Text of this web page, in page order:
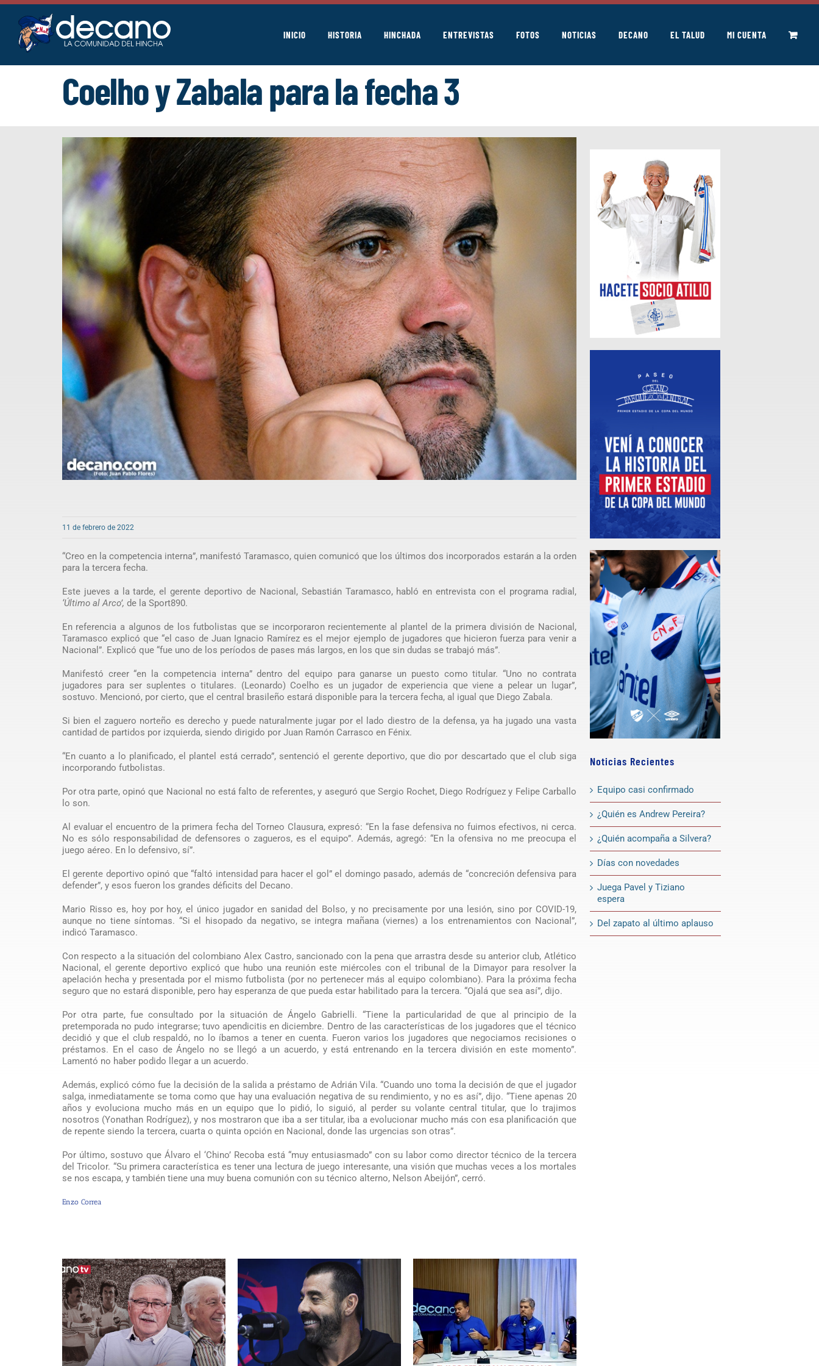
Saltar
contenido
INICIO HISTORIA HINCHADA ENTREVISTAS FOTOS NOTICIAS DECANO EL TALUD MI CUENTA
Coelho y Zabala para la fecha 3
11 de febrero de 2022
“Creo en la competencia interna”, manifestó Taramasco, quien comunicó que los últimos dos incorporados estarán a la orden
para la tercera fecha.
Este jueves a la tarde, el gerente deportivo de Nacional, Sebastián Taramasco, habló en entrevista con el programa radial,
‘Último al Arco’, de la Sport890.
En referencia a algunos de los futbolistas que se incorporaron recientemente al plantel de la primera división de Nacional,
Taramasco explicó que “el caso de Juan Ignacio Ramírez es el mejor ejemplo de jugadores que hicieron fuerza para venir a
Nacional”. Explicó que “fue uno de los períodos de pases más largos, en los que sin dudas se trabajó más”.
Manifestó creer “en la competencia interna” dentro del equipo para ganarse un puesto como titular. “Uno no contrata
jugadores para ser suplentes o titulares. (Leonardo) Coelho es un jugador de experiencia que viene a pelear un lugar”,
sostuvo. Mencionó, por cierto, que el central brasileño estará disponible para la tercera fecha, al igual que Diego Zabala.
Si bien el zaguero norteño es derecho y puede naturalmente jugar por el lado diestro de la defensa, ya ha jugado una vasta
cantidad de partidos por izquierda, siendo dirigido por Juan Ramón Carrasco en Fénix.
“En cuanto a lo planificado, el plantel está cerrado”, sentenció el gerente deportivo, que dio por descartado que el club siga
incorporando futbolistas.
Por otra parte, opinó que Nacional no está falto de referentes, y aseguró que Sergio Rochet, Diego Rodríguez y Felipe Carballo
lo son.
Al evaluar el encuentro de la primera fecha del Torneo Clausura, expresó: “En la fase defensiva no fuimos efectivos, ni cerca.
No es sólo responsabilidad de defensores o zagueros, es el equipo”. Además, agregó: “En la ofensiva no me preocupa el
juego aéreo. En lo defensivo, sí”.
El gerente deportivo opinó que “faltó intensidad para hacer el gol” el domingo pasado, además de “concreción defensiva para
defender”, y esos fueron los grandes déficits del Decano.
Mario Risso es, hoy por hoy, el único jugador en sanidad del Bolso, y no precisamente por una lesión, sino por COVID-19,
aunque no tiene síntomas. “Si el hisopado da negativo, se integra mañana (viernes) a los entrenamientos con Nacional”,
indicó Taramasco.
Con respecto a la situación del colombiano Alex Castro, sancionado con la pena que arrastra desde su anterior club, Atlético
Nacional, el gerente deportivo explicó que hubo una reunión este miércoles con el tribunal de la Dimayor para resolver la
apelación hecha y presentada por el mismo futbolista (por no pertenecer más al equipo colombiano). Para la próxima fecha
seguro que no estará disponible, pero hay esperanza de que pueda estar habilitado para la tercera. “Ojalá que sea así”, dijo.
Por otra parte, fue consultado por la situación de Ángelo Gabrielli. “Tiene la particularidad de que al principio de la
pretemporada no pudo integrarse; tuvo apendicitis en diciembre. Dentro de las características de los jugadores que el técnico
decidió y que el club respaldó, no lo íbamos a tener en cuenta. Fueron varios los jugadores que negociamos recisiones o
préstamos. En el caso de Ángelo no se llegó a un acuerdo, y está entrenando en la tercera división en este momento”.
Lamentó no haber podido llegar a un acuerdo.
Además, explicó cómo fue la decisión de la salida a préstamo de Adrián Vila. “Cuando uno toma la decisión de que el jugador
salga, inmediatamente se toma como que hay una evaluación negativa de su rendimiento, y no es así”, dijo. “Tiene apenas 20
años y evoluciona mucho más en un equipo que lo pidió, lo siguió, al perder su volante central titular, que lo trajimos
nosotros (Yonathan Rodríguez), y nos mostraron que iba a ser titular, iba a evolucionar mucho más con esa planificación que
de repente siendo la tercera, cuarta o quinta opción en Nacional, donde las urgencias son otras”.
Por último, sostuvo que Álvaro el ‘Chino’ Recoba está “muy entusiasmado” con su labor como director técnico de la tercera
del Tricolor. “Su primera característica es tener una lectura de juego interesante, una visión que muchas veces a los mortales
se nos escapa, y también tiene una muy buena comunión con su técnico alterno, Nelson Abeijón”, cerró.
Enzo Correa
Noticias Recientes
Equipo casi confirmado
¿Quién es Andrew Pereira?
¿Quién acompaña a Silvera?
Días con novedades
Juega Pavel y Tiziano
espera
Del zapato al último aplauso